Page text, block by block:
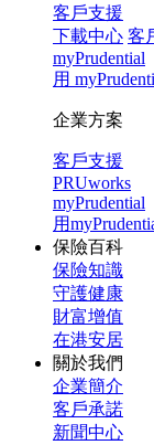
客戶支援
下載中心 客
myPrudential
用
企業方案
客戶支援
PRUworks
myPrudential
用
保險百科
保險知識
守護健康
財富增值
在港安居
關於我們
企業簡介
客戶承諾
新聞中心